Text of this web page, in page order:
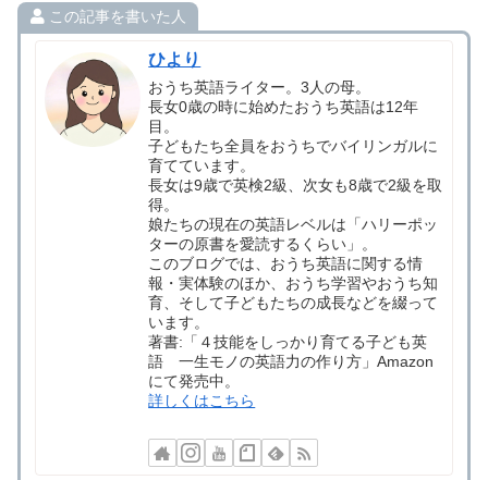
この記事を書いた人
ひより
おうち英語ライター。3人の母。
長女0歳の時に始めたおうち英語は12年
目。
子どもたち全員をおうちでバイリンガルに
育てています。
長女は9歳で英検2級、次女も8歳で2級を取
得。
娘たちの現在の英語レベルは「ハリーポッ
ターの原書を愛読するくらい」。
このブログでは、おうち英語に関する情
報・実体験のほか、おうち学習やおうち知
育、そして子どもたちの成長などを綴って
います。
著書:「４技能をしっかり育てる子ども英
語 一生モノの英語力の作り方」Amazon
にて発売中。
詳しくはこちら